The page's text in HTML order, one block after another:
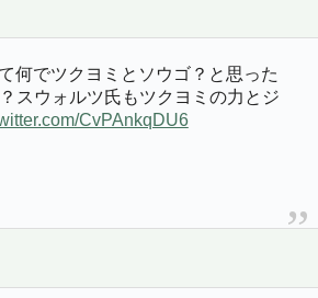
何でツクヨミとソウゴ？と思った
スウォルツ氏もツクヨミの力とジ
CvPAnkqDU6